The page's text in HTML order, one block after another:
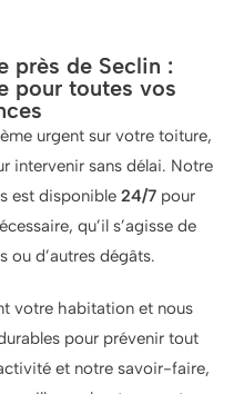
près de Seclin :
pour toutes vos
urgent sur votre toiture,
intervenir sans délai. Notre
est disponible 24/7pour
qu’il s’agisse de
ou d’autres dégâts.
votre habitation et nous
pour prévenir tout
et notre savoir-faire,